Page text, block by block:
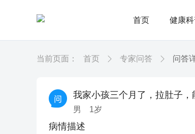
首页 健康
当前页面： 首页 专家问答 问答
我家小孩三个月了，拉肚子
男 1岁
病情描述